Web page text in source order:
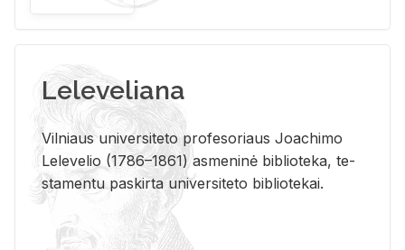
Leleveliana
Vil­niaus uni­ver­si­te­to pro­fe­so­riaus Jo­a­chi­mo
Le­le­ve­lio (1786–1861) as­me­ni­nė bi­b­lio­te­ka, te­
sta­men­tu pa­skir­ta uni­ver­si­te­to bi­b­lio­te­kai.